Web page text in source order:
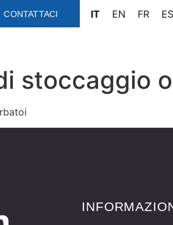
CONTATTACI IT EN FR ES
stoccaggio